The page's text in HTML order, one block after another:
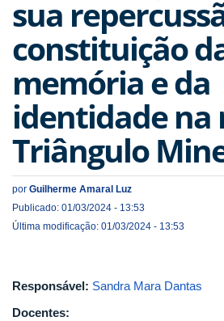
sua
constituição
memória e da
identidade na
Triângulo
por Guilherme Amaral Luz
Publicado: 01/03/2024 - 13:53
Última modificação: 01/03/2024 - 13:53
Responsável: Sandra Mara Dantas
Docentes: